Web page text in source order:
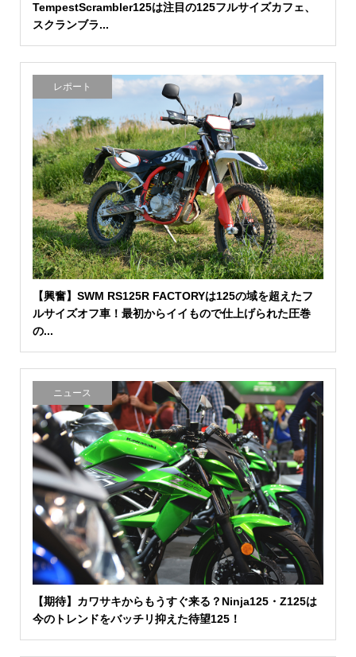
TempestScrambler125は注目の125フルサイズカフェ、
スクランブラ...
レポート
【興奮】SWM RS125R FACTORYは125の域を超えたフ
ルサイズオフ車！最初からイイもので仕上げられた圧巻
の...
ニュース
【期待】カワサキからもうすぐ来る？Ninja125・Z125は
今のトレンドをバッチリ抑えた待望125！